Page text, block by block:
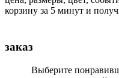
корзину за 5 минут и
Как
заказ
Выберите